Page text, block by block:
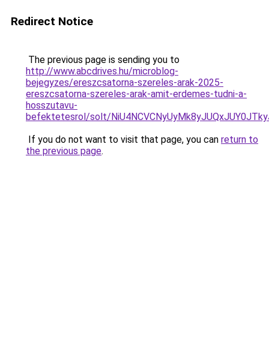
Redirect Notice
The previous page is sending you to
http://www.abcdrives.hu/microblog-
bejegyzes/ereszcsatorna-szereles-arak-2025-
ereszcsatorna-szereles-arak-amit-erdemes-tudni-a-
hosszutavu-
befektetesrol/solt/
If you do not want to visit that page, you can return to
the previous page.